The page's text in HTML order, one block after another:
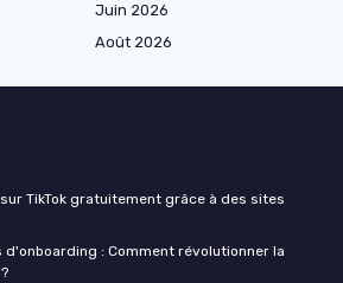
Juin 2026
Août 2026
TikTok gratuitement grâce à des sites
: Comment révolutionner la